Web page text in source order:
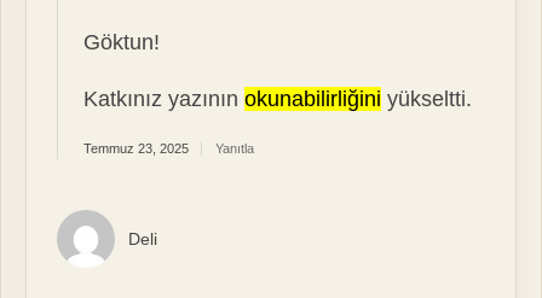
Göktun!
Katkınız yazınınokunabilirliğini yükseltti.
Temmuz 23, 2025 Yanıtla
Deli